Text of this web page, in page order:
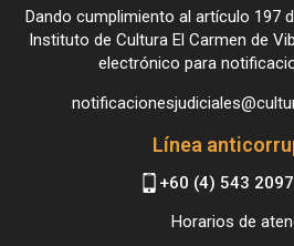
Dando cumplimiento al artículo 197
Instituto de Cultura El Carmen de
electrónico para
Línea
+60 (4) 543
Horarios de